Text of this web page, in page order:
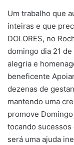
Um trabalho que
inteiras e que
DOLORES, no
domingo dia 21
alegria e
beneficente
dezenas de
mantendo uma
promove Domingo
tocando sucessos
será uma ajuda